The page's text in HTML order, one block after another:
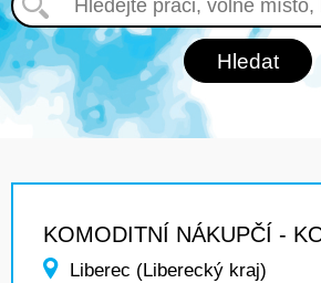
KOMODITNÍ NÁKUPČÍ -
Liberec (Liberecký kraj)